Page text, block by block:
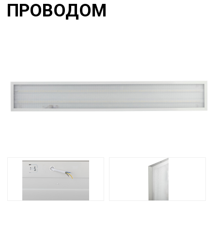
ПРОВОДОМ